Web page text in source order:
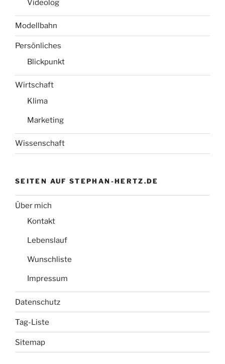
Videolog
Modellbahn
Persönliches
Blickpunkt
Wirtschaft
Klima
Marketing
Wissenschaft
SEITEN AUF STEPHAN-HERTZ.DE
Über mich
Kontakt
Lebenslauf
Wunschliste
Impressum
Datenschutz
Tag-Liste
Sitemap